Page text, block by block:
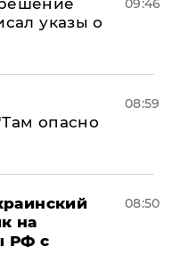
указы о
09:46
опасно
08:59
на
РФ с
08:50